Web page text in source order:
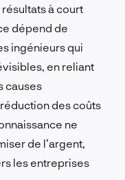
à court
dépend de
ingénieurs qui
en reliant
causes
des coûts
ne
de l’argent,
les entreprises